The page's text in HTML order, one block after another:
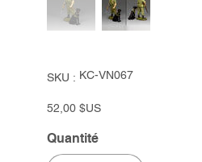
SKU : SKU
KC-
KC-VN067
Prix
52,00 $US
Quantité